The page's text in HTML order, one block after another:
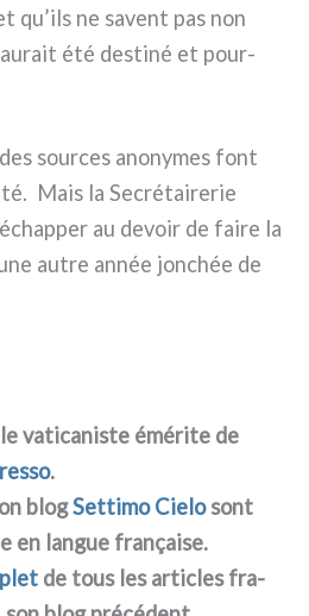
qu’ils ne savent pas non
été desti­né et pour­
sour­ces ano­ny­mes font
Mais la Secrétairerie
au devoir de fai­re la
autre année jon­chée de
vati­ca­ni­ste émé­ri­te de
.
blogSettimo Cielosont
en lan­gue fra­nçai­se.
de tous les arti­cles fra­